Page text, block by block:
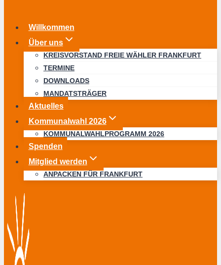
Willkommen
Über uns
KREISVORSTAND FREIE WÄHLER FRANKFURT
TERMINE
DOWNLOADS
MANDATSTRÄGER
Aktuelles
Kommunalwahl 2026
KOMMUNALWAHLPROGRAMM 2026
Spenden
Mitglied werden
ANPACKEN FÜR FRANKFURT